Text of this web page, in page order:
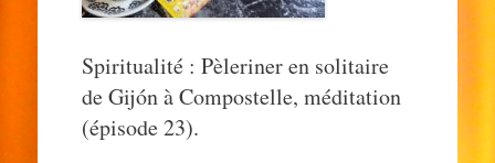
Spiritualité : Pèleriner en solitaire
de Gijón à Compostelle, méditation
(épisode 23).